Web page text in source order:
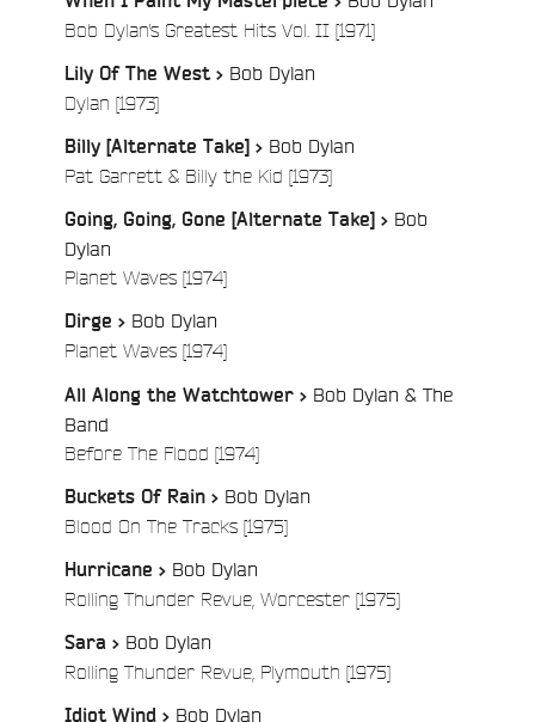
Bob Dylan's Greatest Hits Vol. II [1971]/
Lily Of The West > Bob Dylan
Dylan [1973]/
Billy [Alternate Take] > Bob Dylan
Pat Garrett & Billy the Kid [1973]/
Going, Going, Gone [Alternate Take] > Bob
Dylan
Planet Waves [1974]/
Dirge > Bob Dylan
Planet Waves [1974]/
All Along the Watchtower > Bob Dylan & The
Band
Before The Flood [1974]/
Buckets Of Rain > Bob Dylan
Blood On The Tracks [1975]/
Hurricane > Bob Dylan
Rolling Thunder Revue, Worcester [1975]/
Sara > Bob Dylan
Rolling Thunder Revue, Plymouth [1975]/
Idiot Wind > Bob Dylan